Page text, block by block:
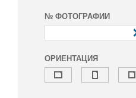
№ ФОТОГРАФИИ
ОРИЕНТАЦИЯ